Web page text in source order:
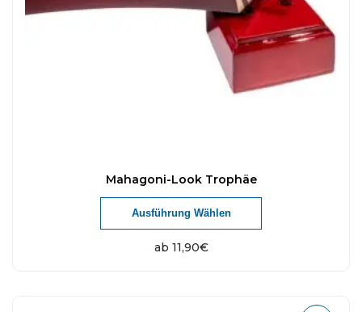
Mahagoni-Look Trophäe
ab 11,90€
Ausführung Wählen